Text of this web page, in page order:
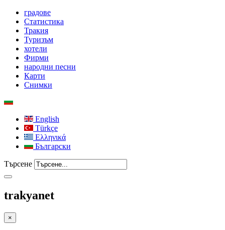
градове
Статистика
Тракия
Туризъм
хотели
Фирми
народни песни
Карти
Снимки
English
Türkçe
Ελληνικά
Български
Търсене
trakyanet
×